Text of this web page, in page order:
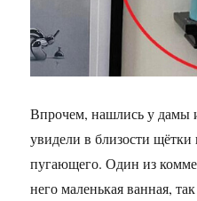
Впрочем, нашлись у дамы
увидели в близости щётки
пугающего. Один из
него маленькая ванная,